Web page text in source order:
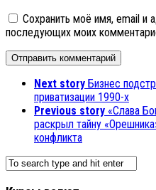
Сохранить моё имя, email и
последующих моих
Next story Бизнес
приватизации 1990-х
Previous story «Слава
раскрыл тайну
конфликта